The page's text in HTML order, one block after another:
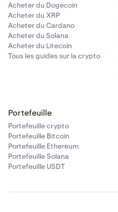
Acheter du Dogecoin
Acheter du XRP
Acheter du Cardano
Acheter du Solana
Acheter du Litecoin
Tous les guides sur la crypto
Portefeuille
Portefeuille crypto
Portefeuille Bitcoin
Portefeuille Ethereum
Portefeuille Solana
Portefeuille USDT